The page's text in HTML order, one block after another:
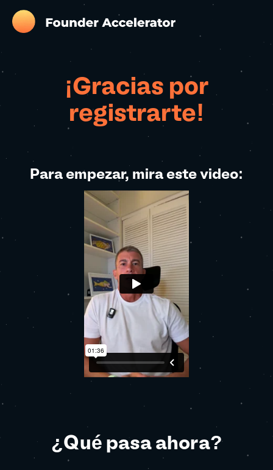
¡Gracias por
registrarte!
Para empezar, mira este video:
¿Qué pasa ahora?